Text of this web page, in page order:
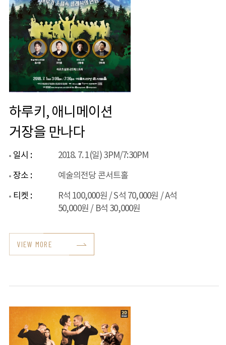
하루키, 애니메이션
거장을 만나다
일시 :
2018. 7. 1(일) 3PM/7:30PM
장소 :
예술의전당 콘서트홀
티켓 :
R석 100,000원 / S석 70,000원 / A석
50,000원 / B석 30,000원
VIEW MORE